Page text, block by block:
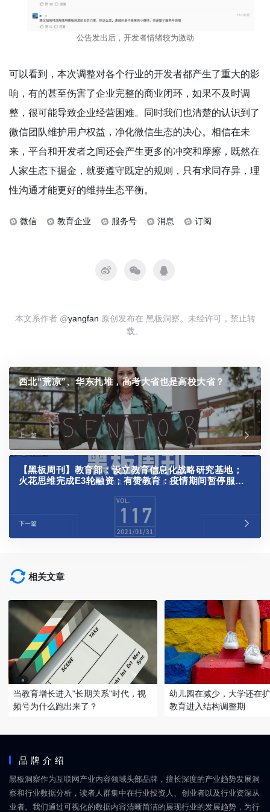
公告发出后，开发者情绪较为激动
可以看到，本次调整对各个行业的开发者都产生了重大的影
响，有的甚至伤害了企业完整的商业闭环，如果不及时调
整，很可能导致企业经营困难。同时我们也清楚的认识到了
微信团队维护用户权益，净化微信生态的决心。相信在未
来，平台和开发者之间还会产生更多的冲突和摩擦，既然在
人家生态下掘金，就要遵守既定的规则，只有求同存异，理
性沟通才能更好的维持生态平衡。
微信 教育企业 服务号 消息 订阅
本文系作者 @yangfan 原创发布在 黑板洞察。未经许可，禁止转
载。
西北“荒凉”、华东扎堆，高考大省也是高校大省？
上一篇
【黑板周刊】教育部：设立教育信息化战略研究基地；
火花思维完成E3轮融资；有赞教育：疫情期间暂停服务
下一篇
相关文章
当教育增长进入"长期关系"时代，视
频号为什么跑出来了？
幼儿园在减少，大学还在
教育进入结构调整期
品牌介绍
黑板洞察作为互联网产业内容领域头部品牌，擅长深度的产业趋势发展洞
察和行业数据分析，读者人群集中在行业投资人、创业者以及行业资深从
业者。我们通过可视化的数据内容清晰简洁的展现行业的发展趋势，为行